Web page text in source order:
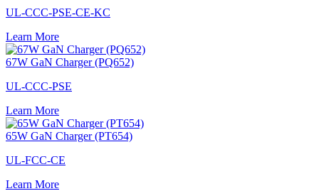
UL-CCC-PSE-CE-KC
Learn More
67W GaN Charger (PQ652)
UL-CCC-PSE
Learn More
65W GaN Charger (PT654)
UL-FCC-CE
Learn More